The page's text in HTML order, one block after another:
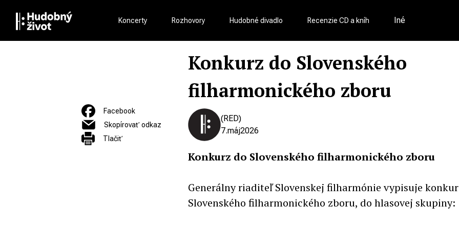
Koncerty Rozhovory Hudobné divadlo Recenzie CD a kníh Iné
Konkurz do Slovenského
filharmonického zboru
Facebook
Skopírovať odkaz
Tlačiť
(RED)
7.máj2026
Konkurz do Slovenského filharmonického zboru
Generálny riaditeľ Slovenskej filharmónie vypisuje
Slovenského filharmonického zboru, do hlasovej skupiny: